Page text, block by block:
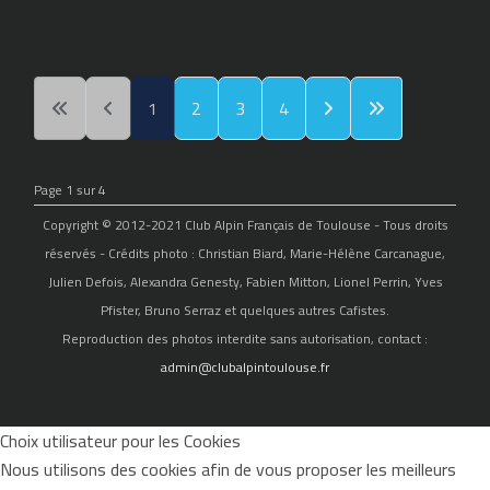
1 2 3 4
Page 1 sur 4
Copyright © 2012-2021 Club Alpin Français de Toulouse - Tous droits
réservés - Crédits photo : Christian Biard, Marie-Hélène Carcanague,
Julien Defois, Alexandra Genesty, Fabien Mitton, Lionel Perrin, Yves
Pfister, Bruno Serraz et quelques autres Cafistes.
Reproduction des photos interdite sans autorisation, contact :
admin@clubalpintoulouse.fr
Choix utilisateur pour les Cookies
Nous utilisons des cookies afin de vous proposer les meilleurs